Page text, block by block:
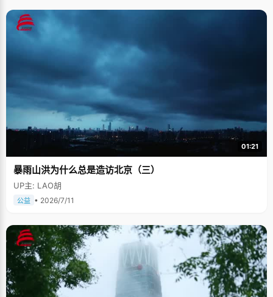
01:21
暴雨山洪为什么总是造访北京（三）
UP主: LAO胡
公益 • 2026/7/11